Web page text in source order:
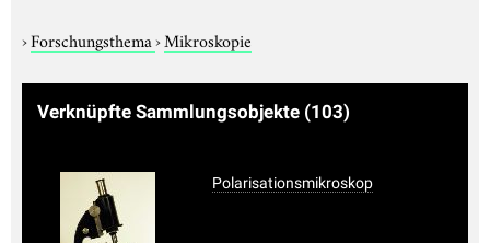
›Forschungsthema›Mikroskopie
Verknüpfte Sammlungsobjekte (103)
Polarisationsmikroskop